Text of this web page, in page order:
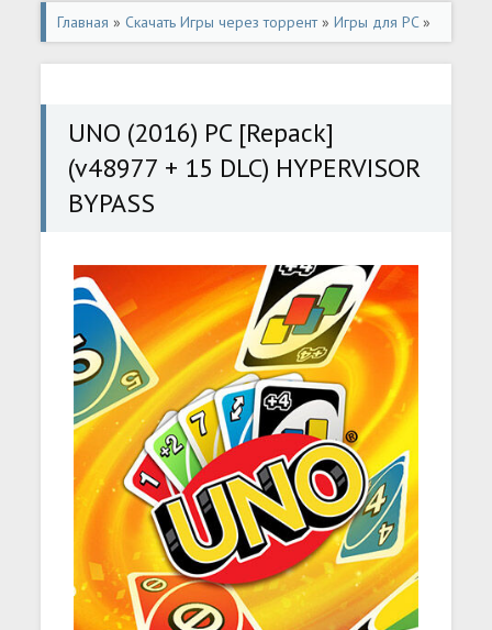
Главная » Скачать Игры через торрент»Игры для PC»
Аркады/Arcade
UNO (2016) PC [Repack]
(v48977 + 15 DLC) HYPERVISOR
BYPASS